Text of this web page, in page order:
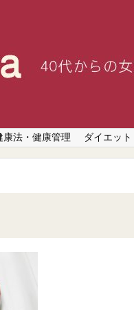
康法・健康管理 ダイエット